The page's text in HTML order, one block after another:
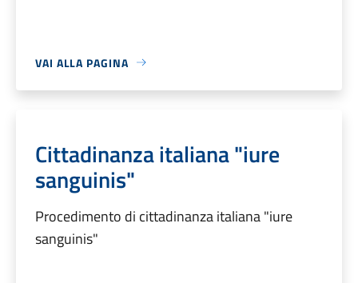
VAI ALLA PAGINA
Cittadinanza italiana "iure
sanguinis"
Procedimento di cittadinanza italiana "iure
sanguinis"